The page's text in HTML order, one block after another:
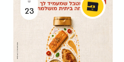
23